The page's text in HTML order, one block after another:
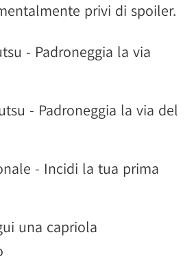
privi di spoiler.
- Padroneggia la via
- Padroneggia la via del
- Incidi la tua prima
una capriola